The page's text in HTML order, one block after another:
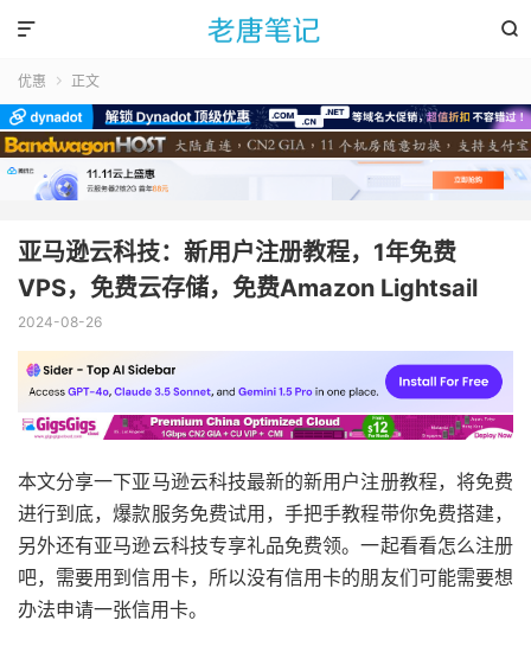


优惠  正文
亚马逊云科技：新用户注册教程，1年免费
VPS，免费云存储，免费Amazon Lightsail
2024-08-26
本文分享一下亚马逊云科技最新的新用户注册教程，将免费
进行到底，爆款服务免费试用，手把手教程带你免费搭建，
另外还有亚马逊云科技专享礼品免费领。一起看看怎么注册
吧，需要用到信用卡，所以没有信用卡的朋友们可能需要想
办法申请一张信用卡。